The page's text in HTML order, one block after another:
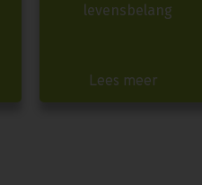
levensbelang
Lees meer